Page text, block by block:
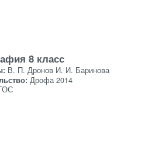
8 класс
В. П. Дронов И. И. Баринова
Дрофа 2014